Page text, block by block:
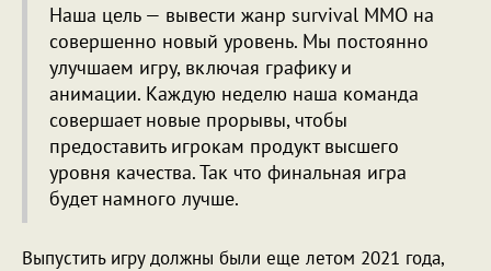
Наша цель — вывести жанр survival MMO на
совершенно новый уровень. Мы постоянно
улучшаем игру, включая графику и
анимации. Каждую неделю наша команда
совершает новые прорывы, чтобы
предоставить игрокам продукт высшего
уровня качества. Так что финальная игра
будет намного лучше.
Выпустить игру должны были еще летом 2021 года,